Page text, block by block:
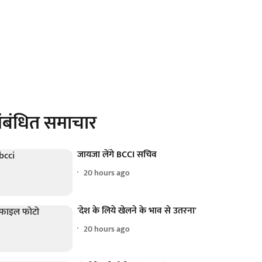
समाचार
जायजा लेंगे BCCI सचिव
20 hours ago
'देश के लिये खेलने के भाव से उतरना'
20 hours ago